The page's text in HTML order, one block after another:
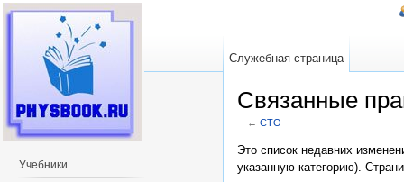
Связанные
← СТО
Это список недавних
указанную категорию).
Служебная страница
Учебники